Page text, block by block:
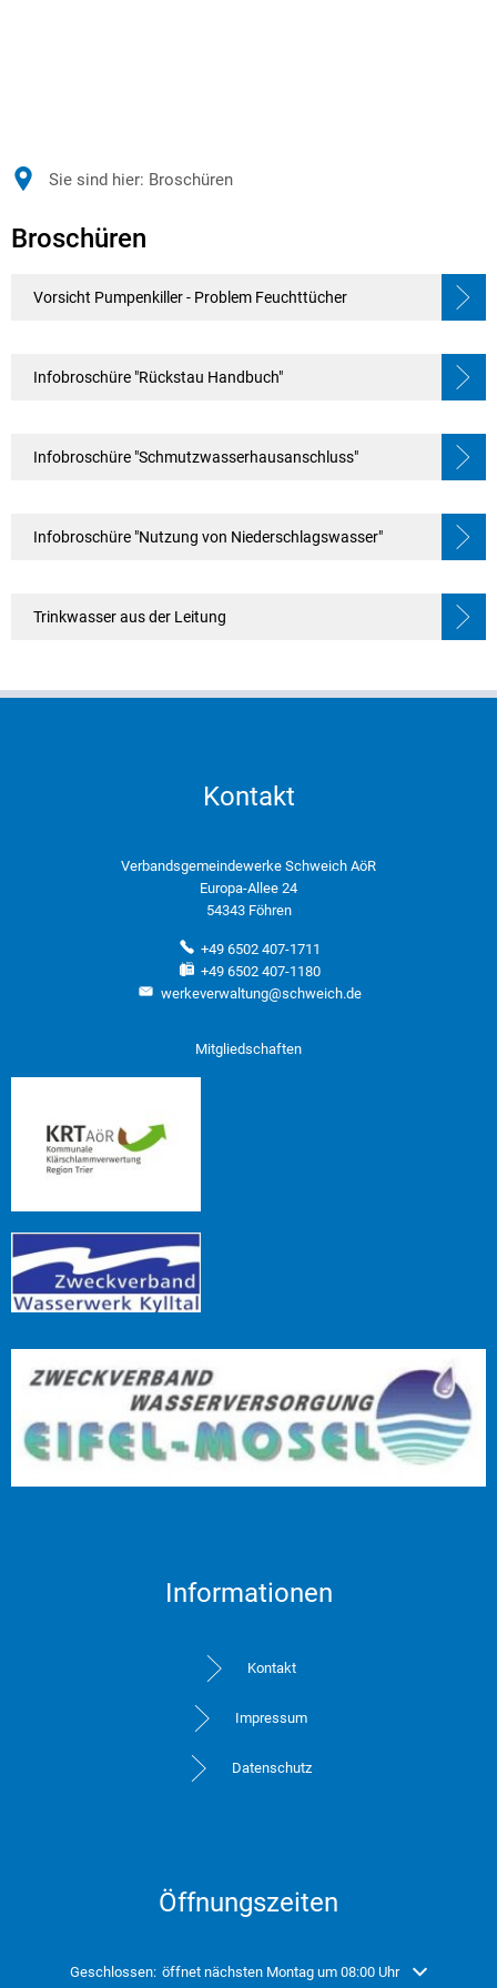
Sie sind hier: Broschüren
Broschüren
Broschüren
Vorsicht Pumpenkiller - Problem Feuchttücher
Infobroschüre "Rückstau Handbuch"
Infobroschüre "Schmutzwasserhausanschluss"
Infobroschüre "Nutzung von Niederschlagswasser"
Trinkwasser aus der Leitung
Kontakt
Verbandsgemeindewerke Schweich AöR
Europa-Allee 24
54343 Föhren
+49 6502 407-1711
+49 6502 407-1180
werkeverwaltung@schweich.de
Mitgliedschaften
Informationen
Kontakt
Impressum
Datenschutz
Öffnungszeiten
Klicken, um weitere Öffnungs- oder Schließzeiten auszublenden
Geschlossen: öffnet nächsten Montag um 08:00 Uhr